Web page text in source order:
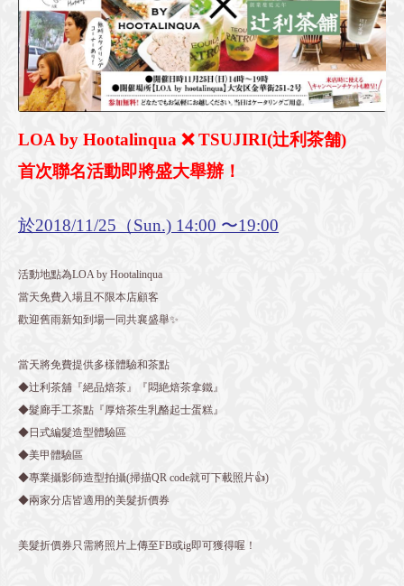
LOA by Hootalinqua ❌ TSUJIRI(辻利茶舗)
首次聯名活動即將盛大舉辦！
於2018/11/25（Sun.) 14:00 〜19:00
活動地點為LOA by Hootalinqua
當天免費入場且不限本店顧客
歡迎舊雨新知到場一同共襄盛舉✨
當天將免費提供多樣體驗和茶點
◆辻利茶舖『絕品焙茶』『悶絶焙茶拿鐵』
◆髮廊手工茶點『厚焙茶生乳酪起士蛋糕』
◆日式編髮造型體驗區
◆美甲體驗區
◆專業攝影師造型拍攝(掃描QR code就可下載照片👍)
◆兩家分店皆適用的美髮折價券
美髮折價券只需將照片上傳至FB或ig即可獲得喔！